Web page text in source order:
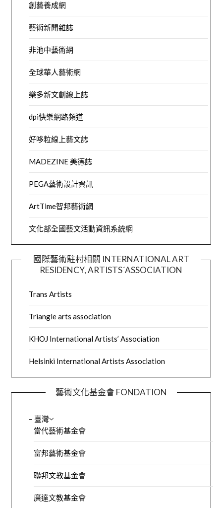
創藝養成網
藝術新聞雜誌
非池中藝術網
全球華人藝術網
樂多新文創線上誌
dpi快樂網路頻道
好哆粒線上藝文誌
MADEZINE 美德誌
PEGA藝術設計資訊
ArtTime智邦藝術網
文化部全國藝文活動資訊系統網
國際藝術駐村相關 INTERNATIONAL ART
RESIDENCY, ARTISTS´ASSOCIATION
Trans Artists
Triangle arts association
KHOJ International Artists’ Association
Helsinki International Artists Association
藝術文化基金會 FONDATION
– 臺灣
當代藝術基金會
富邦藝術基金會
聯邦文教基金會
廣達文教基金會